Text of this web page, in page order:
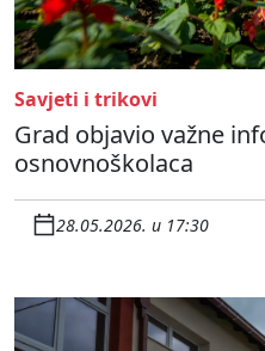
Savjeti i trikovi
Grad objavio važne
osnovnoškolaca
28.05.2026. u 17:30